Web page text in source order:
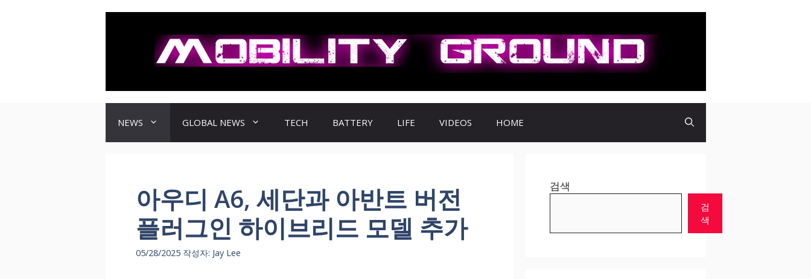
NEWS GLOBAL NEWS TECH BATTERY LIFE VIDEOS HOME
아우디 A6, 세단과 아반트 버전
플러그인 하이브리드 모델 추가
05/28/2025 작성자: Jay Lee
검색
검
색